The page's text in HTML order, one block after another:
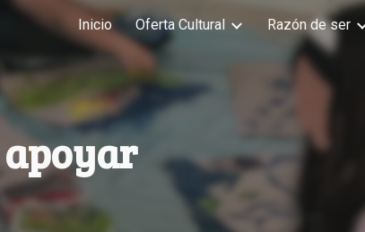
Skip to navigation
Inicio Oferta Cultural Razón de ser